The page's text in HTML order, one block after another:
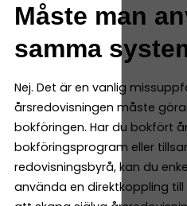
Måste man
samma
Nej. Det är en vanlig
årsredovisningen måste
bokföringen. Har du bokfört
bokföringsprogram eller
redovisningsbyrå, kan du
använda en direktkoppling